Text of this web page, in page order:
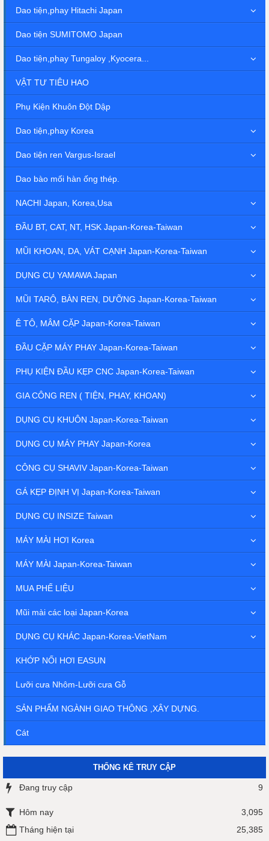
Dao tiện,phay Hitachi Japan
Dao tiện SUMITOMO Japan
Dao tiện,phay Tungaloy ,Kyocera...
VẬT TƯ TIÊU HAO
Phụ Kiện Khuôn Đột Dập
Dao tiện,phay Korea
Dao tiện ren Vargus-Israel
Dao bào mối hàn ống thép.
NACHI Japan, Korea,Usa
ĐẦU BT, CAT, NT, HSK Japan-Korea-Taiwan
MŨI KHOAN, DA, VÁT CẠNH Japan-Korea-Taiwan
DỤNG CỤ YAMAWA Japan
MŨI TARÔ, BÀN REN, DƯỠNG Japan-Korea-Taiwan
Ê TÔ, MÂM CẶP Japan-Korea-Taiwan
ĐẦU CẶP MÁY PHAY Japan-Korea-Taiwan
PHỤ KIỆN ĐẦU KẸP CNC Japan-Korea-Taiwan
GIA CÔNG REN ( TIỆN, PHAY, KHOAN)
DỤNG CỤ KHUÔN Japan-Korea-Taiwan
DỤNG CỤ MÁY PHAY Japan-Korea
CÔNG CỤ SHAVIV Japan-Korea-Taiwan
GÁ KẸP ĐỊNH VỊ Japan-Korea-Taiwan
DỤNG CỤ INSIZE Taiwan
MÁY MÀI HƠI Korea
MÁY MÀI Japan-Korea-Taiwan
MUA PHẾ LIỆU
Mũi mài các loại Japan-Korea
DỤNG CỤ KHÁC Japan-Korea-VietNam
KHỚP NỐI HƠI EASUN
Lưỡi cưa Nhôm-Lưỡi cưa Gỗ
SẢN PHẨM NGÀNH GIAO THÔNG ,XÂY DỰNG.
Cát
THỐNG KÊ TRUY CẬP
Đang truy cập 9
Hôm nay
3,095
Tháng hiện tại
25,385